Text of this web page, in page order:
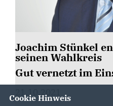
Joachim Stünkel
seinen Wahlkreis
Gut vernetzt im
21.10.2021
Cookie Hinweis